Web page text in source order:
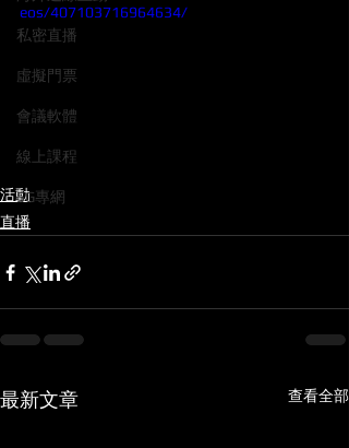
私密直播
虛擬門票
會議軟體
線上課程
5G專網
eos/407103716964634/
活動
直播
最新文章 查看全部